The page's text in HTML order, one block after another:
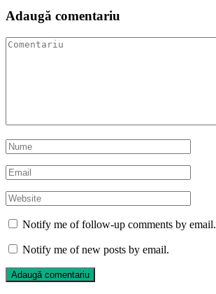
Adaugă comentariu
Notify me of follow-up comments by email.
Notify me of new posts by email.